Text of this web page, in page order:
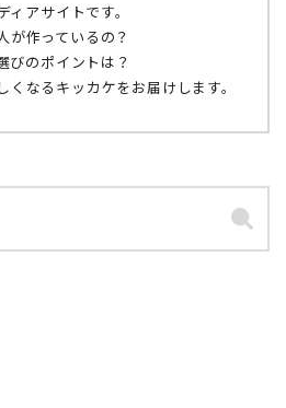
ィアサイトです。
が作っているの？
びのポイントは？
なるキッカケをお届けします。